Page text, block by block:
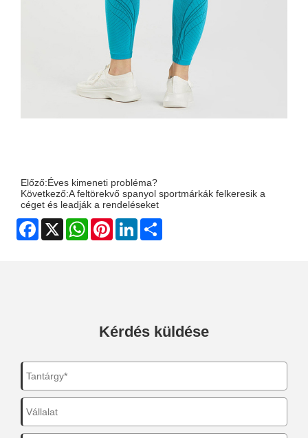
Előző:Éves kimeneti probléma?
Következő:A feltörekvő spanyol sportmárkák felkeresik a
céget és leadják a rendeléseket
Facebook
X WhatsAppPinterestLinkedIn
Kérdés küldése